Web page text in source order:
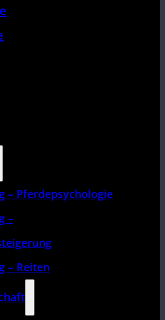
– Pferdepsychologie
–
– Reiten